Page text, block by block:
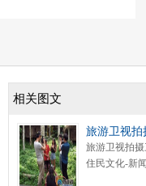
相关图文
旅游卫视拍
旅游卫视拍
住民文化-新